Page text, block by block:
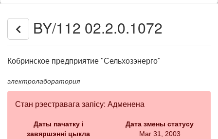
BY/112 02.2.0.1072
Кобринское предприятие "Сельхозэнерго"
электролаборатория
Стан рэестравага запісу: Адменена
Даты пачатку і
завяршэнні цыкла
Дата змены статусу
Mar 31, 2003